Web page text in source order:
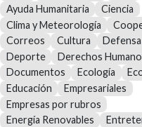
Ayuda Humanitaria
Ciencia
Clima y Meteorología
Correos
Cultura
Defensa
Deporte
Derechos
Documentos
Ecología
Educación
Empresariales
Empresas por rubros
Energía Renovables